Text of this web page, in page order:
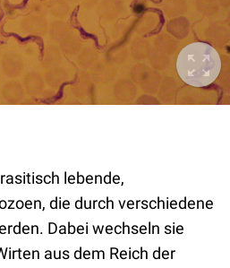
lebende,
die durch verschiedene
Dabei wechseln sie
aus dem Reich der